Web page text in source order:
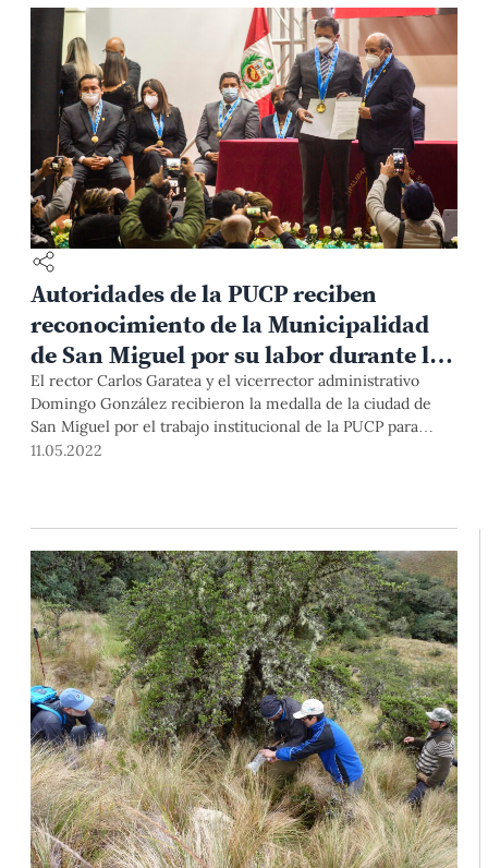
Autoridades de la PUCP reciben
reconocimiento de la Municipalidad
de San Miguel por su labor durante la
pandemia
El rector Carlos Garatea y el vicerrector administrativo
Domingo González recibieron la medalla de la ciudad de
San Miguel por el trabajo institucional de la PUCP para
implementar plantas de oxígeno durante la emergencia
11.05.2022